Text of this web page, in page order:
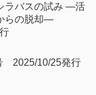
ラバスの試み —活
らの脱却—
2025/10/25発行